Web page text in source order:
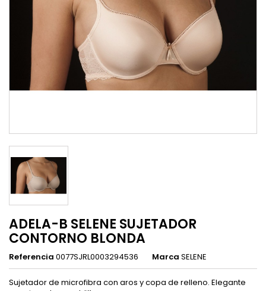
ADELA-B SELENE SUJETADOR
CONTORNO BLONDA
Referencia 0077SJRL0003294536 Marca SELENE
Sujetador de microfibra con aros y copa de relleno. Elegante